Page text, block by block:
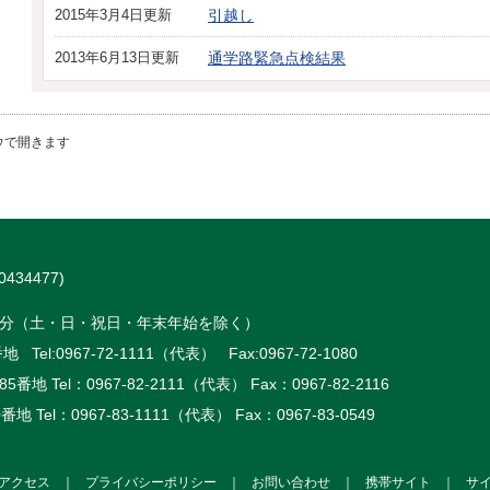
2015年3月4日更新 引越し
2013年6月13日更新 通学路緊急点検結果
で開きます
（土・日・祝日・年末年始を除く）
地 Tel:0967-72-1111（代表）
Fax:0967-72-1080
番地 Tel： 0967-82-2111（代表）
Fax：0967-82-2116
地 Tel： 0967-83-1111（代表） Fax：0967-83-0549
クセス プライバシーポリシー お問い合わせ 携帯サイト サ